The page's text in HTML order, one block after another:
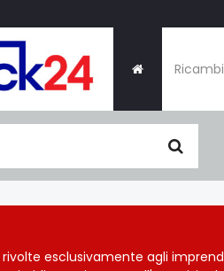
esclusivamente agli